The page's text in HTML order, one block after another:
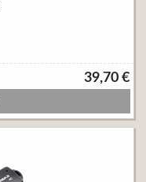
39,70 €